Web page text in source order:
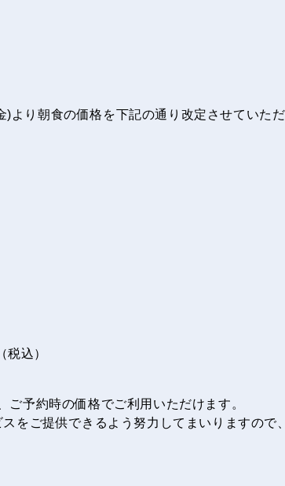
り朝食の価格を下記の通り改定させていただ
込）
予約時の価格でご利用いただけます。
をご提供できるよう努力してまいりますので、